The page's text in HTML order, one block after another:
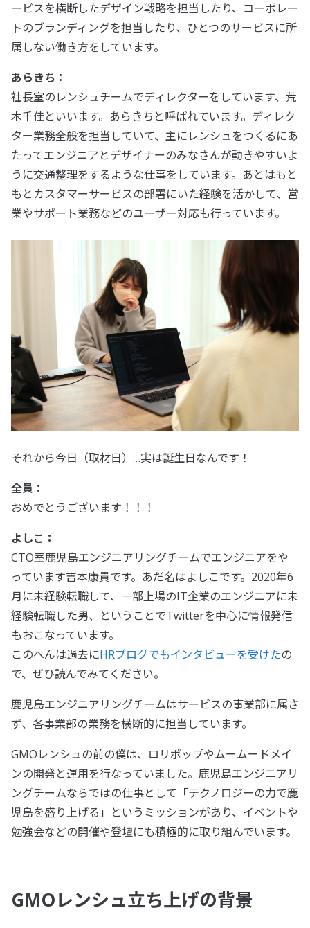
ービスを横断したデザイン戦略を担当したり、コーポレー
トのブランディングを担当したり、ひとつのサービスに所
属しない働き方をしています。
あらきち：
社長室のレンシュチームでディレクターをしています、荒
木千佳といいます。あらきちと呼ばれています。ディレク
ター業務全般を担当していて、主にレンシュをつくるにあ
たってエンジニアとデザイナーのみなさんが動きやすいよ
うに交通整理をするような仕事をしています。あとはもと
もとカスタマーサービスの部署にいた経験を活かして、営
業やサポート業務などのユーザー対応も行っています。
それから今日（取材日）…実は誕生日なんです！
全員：
おめでとうございます！！！
よしこ：
CTO室鹿児島エンジニアリングチームでエンジニアをや
っています吉本康貴です。あだ名はよしこです。2020年6
月に未経験転職して、一部上場のIT企業のエンジニアに未
経験転職した男、ということでTwitterを中心に情報発信
もおこなっています。
このへんは過去にHRブログでもインタビューを受けたの
で、ぜひ読んでみてください。
鹿児島エンジニアリングチームはサービスの事業部に属さ
ず、各事業部の業務を横断的に担当しています。
GMOレンシュの前の僕は、ロリポップやムームードメイ
ンの開発と運用を行なっていました。鹿児島エンジニアリ
ングチームならではの仕事として「テクノロジーの力で鹿
児島を盛り上げる」というミッションがあり、イベントや
勉強会などの開催や登壇にも積極的に取り組んでいます。
GMOレンシュ立ち上げの背景